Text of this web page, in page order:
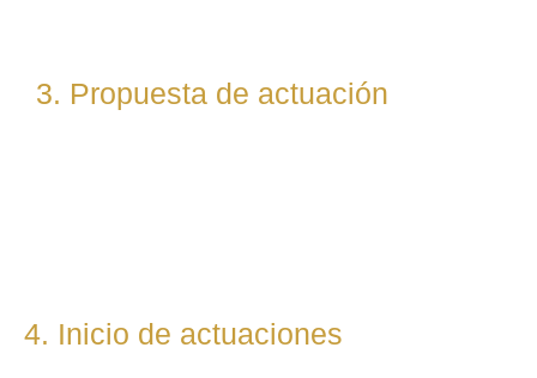
3. Propuesta de actuación
4. Inicio de actuaciones